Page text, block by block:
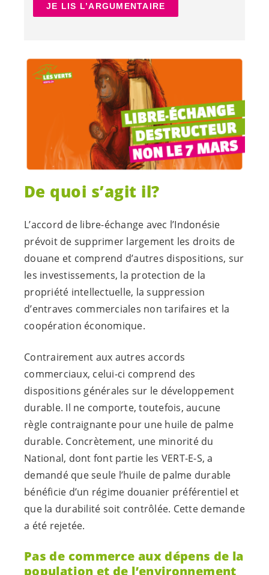
JE LIS L’ARGUMENTAIRE
De quoi s’agit il?
L’accord de libre-échange avec l’Indonésie
prévoit de supprimer largement les droits de
douane et comprend d’autres dispositions, sur
les investissements, la protection de la
propriété intellectuelle, la suppression
d’entraves commerciales non tarifaires et la
coopération économique.
Contrairement aux autres accords
commerciaux, celui-ci comprend des
dispositions générales sur le développement
durable. Il ne comporte, toutefois, aucune
règle contraignante pour une huile de palme
durable. Concrètement, une minorité du
National, dont font partie les VERT-E-S, a
demandé que seule l’huile de palme durable
bénéficie d’un régime douanier préférentiel et
que la durabilité soit contrôlée. Cette demande
a été rejetée.
Pas de commerce aux dépens de la
population et de l’environnement